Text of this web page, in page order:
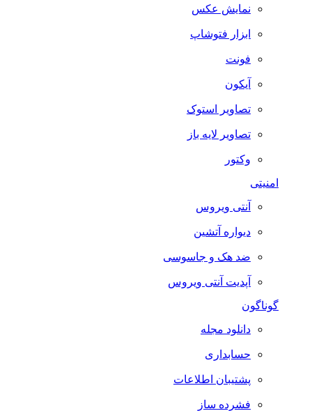
نمایش عکس
ابزار فتوشاپ
فونت
آیکون
تصاویر استوک
تصاویر لایه باز
وکتور
امنیتی
آنتی ویروس
دیواره آتشین
ضد هک و جاسوسی
آپدیت آنتی ویروس
گوناگون
دانلود مجله
حسابداری
پشتیبان اطلاعات
فشرده ساز